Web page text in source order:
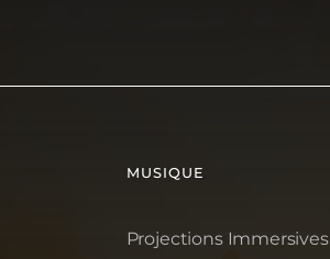
MUSIQUE
Projections Immersives